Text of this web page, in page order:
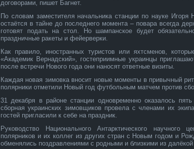
договорами, пишет Багнет.
По словам заместителя начальника станции по науке Игоря
остаётся в тайне до последнего момента – повара всегда
готовят подать на стол. Но шампанское будет
праздничные ракеты и фейерверки.
Как правило, иностранных туристов или яхтсменов,
«Академик Вернадский», гостеприимные украинцы
после встречи Нового года они наносят ответные визиты.
Каждая новая зимовка вносит новые моменты в привычный
полярники отметили Новый год футбольным матчем против
31 декабря в районе станции одновременно оказалось
сборная украинских зимовщиков провела с членами их
гостей пригласили к себе на праздник.
Руководство Национального Антарктического научного
полярников и их коллег из других стран с Новым годом и
обменялись поздравлениями с родными и близкими из далёкой